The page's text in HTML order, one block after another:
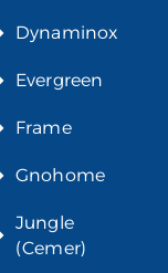
Dynaminox
Evergreen
Frame
Gnohome
Jungle
(Cemer)